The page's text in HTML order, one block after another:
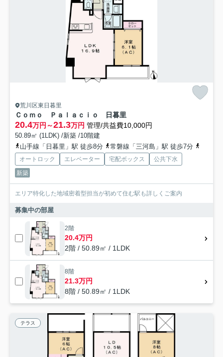
荒川区東日暮里
Ｃｏｍｏ Ｐａｌａｃｉｏ 日暮里
20.4万円～21.3万円 管理/共益費10,000円
50.89㎡ (1LDK) /新築 /10階建
山手線「日暮里」駅 徒歩8分
常磐線「三河島」駅 徒歩7分
オートロック エレベーター 宅配ボックス
公共下水
新築
エリア特化した地域密着型担当が初めて住む駅も詳しくご案内
募集中の部屋
2階
20.4万円
2階 / 50.89㎡ / 1LDK
8階
21.3万円
8階 / 50.89㎡ / 1LDK
テラス